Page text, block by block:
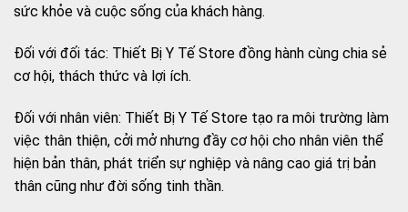
sức khỏe và cuộc sống của khách hàng.
Đối với đối tác: Thiết Bị Y Tế Store đồng hành cùng chia sẻ
cơ hội, thách thức và lợi ích.
Đối với nhân viên: Thiết Bị Y Tế Store tạo ra môi trường làm
việc thân thiện, cởi mở nhưng đầy cơ hội cho nhân viên thể
hiện bản thân, phát triển sự nghiệp và nâng cao giá trị bản
thân cũng như đời sống tinh thần.